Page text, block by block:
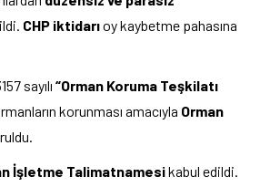
CHP iktidarıoy kaybetme pahasına
sayılı “Orman Koruma Teşkilatı
korunması amacıyla Orman
İşletme Talimatnamesikabul edildi.